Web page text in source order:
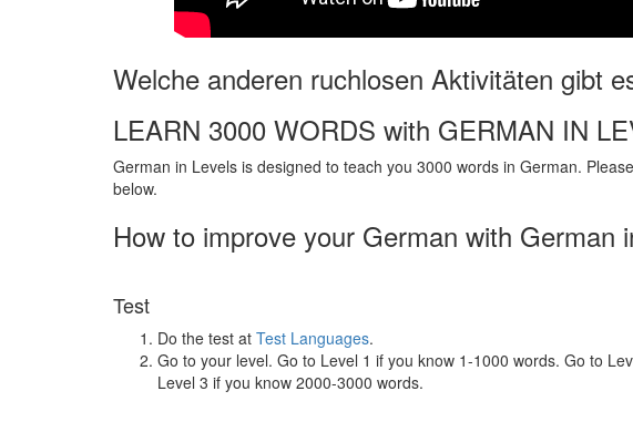
Welche anderen ruchlosen Aktivitäten gibt
LEARN 3000 WORDS with GERMAN IN
German in Levels is designed to teach you 3000 words in German.
below.
How to improve your German with German
Test
Do the test at Test Languages.
Go to your level. Go to Level 1 if you know 1-1000 words. Go to
Level 3 if you know 2000-3000 words.